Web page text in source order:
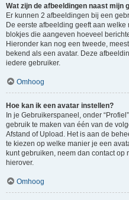
Wat zijn de afbeeldingen naast mijn
Er kunnen 2 afbeeldingen bij een
De eerste afbeelding geeft aan
blokjes die aangeven hoeveel
Hieronder kan nog een tweede,
bekend als een avatar. Deze
iedere gebruiker.
Omhoog
Hoe kan ik een avatar instellen?
In je Gebruikerspaneel, onder
gebruik te maken van één van de
Afstand of Upload. Het is aan de
te kiezen op welke manier je een
kunt gebruiken, neem dan contact op
hierover.
Omhoog